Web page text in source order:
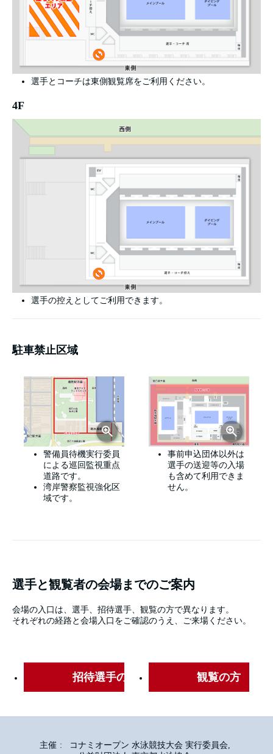
選手とコーチは東側観覧席をご利用ください。
4F
選手の控えとしてご利用できます。
駐車禁止区域
警備員待機実行委員
による巡回監視重点
道路です。
湾岸警察監視強化区
域です。
事前申込団体以外は
選手の送迎等の入場
も含めて利用できま
せん。
選手と観覧者の会場までのご案内
会場の入口は、選手、招待選手、観覧の方で異なります。
それぞれの経路と会場入口をご確認のうえ、ご来場ください。
招待選手の方 観覧の方
主催
コナミオープン 水泳競技大会 実行委員会